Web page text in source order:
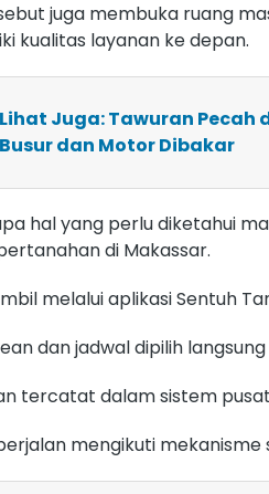
juga membuka ruang
kualitas layanan ke depan.
Lihat Juga: Tawuran Pecah
Busur dan Motor Dibakar
hal yang perlu diketahui
di Makassar.
melalui aplikasi Sentuh
dan jadwal dipilih
tercatat dalam sistem pusat
mengikuti mekanisme